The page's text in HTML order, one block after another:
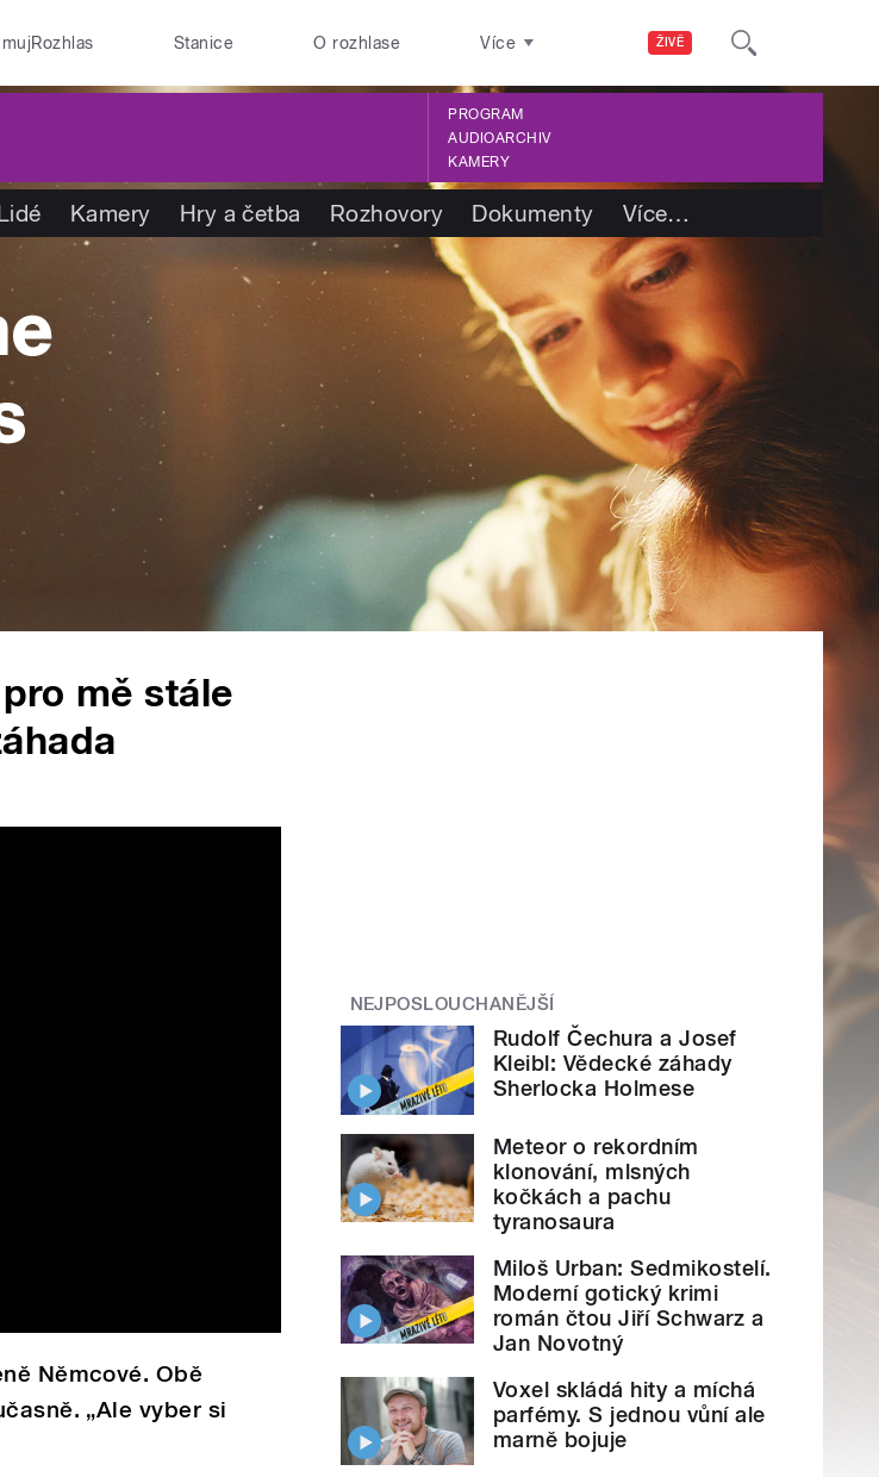
ŽIVĚ
mujRozhlas Stanice O rozhlase Více
PROGRAM
AUDIOARCHIV
KAMERY
Kamery Hry a četba Rozhovory Dokumenty Více…
mě stále
Němcové. Obě
„Ale vyber si
NEJPOSLOUCHANĚJŠÍ
Rudolf Čechura a Josef
Kleibl: Vědecké záhady
Sherlocka Holmese
Meteor o rekordním
klonování, mlsných
kočkách a pachu
tyranosaura
Miloš Urban: Sedmikostelí.
Moderní gotický krimi
román čtou Jiří Schwarz a
Jan Novotný
Voxel skládá hity a míchá
parfémy. S jednou vůní ale
marně bojuje